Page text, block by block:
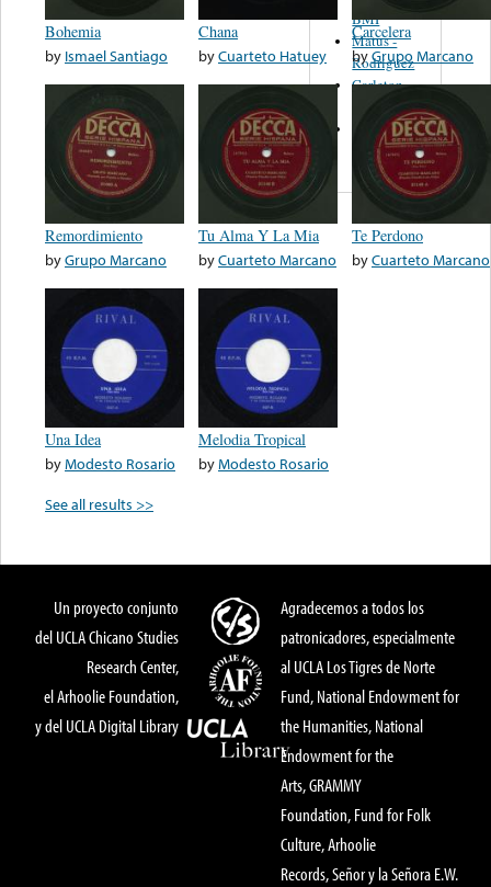
Bohemia
by Ismael Santiago
Chana
byCuarteto Hatuey
Carcelera
byGrupo Marcano
Remordimiento
byGrupo Marcano
Tu Alma Y La Mia
byCuarteto Marcano
Te Perdono
byCuarteto Marcano
Una Idea
byModesto Rosario
Melodia Tropical
byModesto Rosario
See all results >>
BMI
Matus -
Rodriguez
Carleton -
Dixon
Abreu -
Oliverira
Un proyecto conjunto
del UCLA Chicano Studies
Research Center,
el Arhoolie Foundation,
y del UCLA Digital Library
Agradecemos a todos los
patronicadores, especialmente
al UCLA Los Tigres de Norte
Fund, National Endowment for
the Humanities, National
Endowment for the
Arts, GRAMMY
Foundation, Fund for Folk
Culture, Arhoolie
Records, Señor y la Señora E.W.